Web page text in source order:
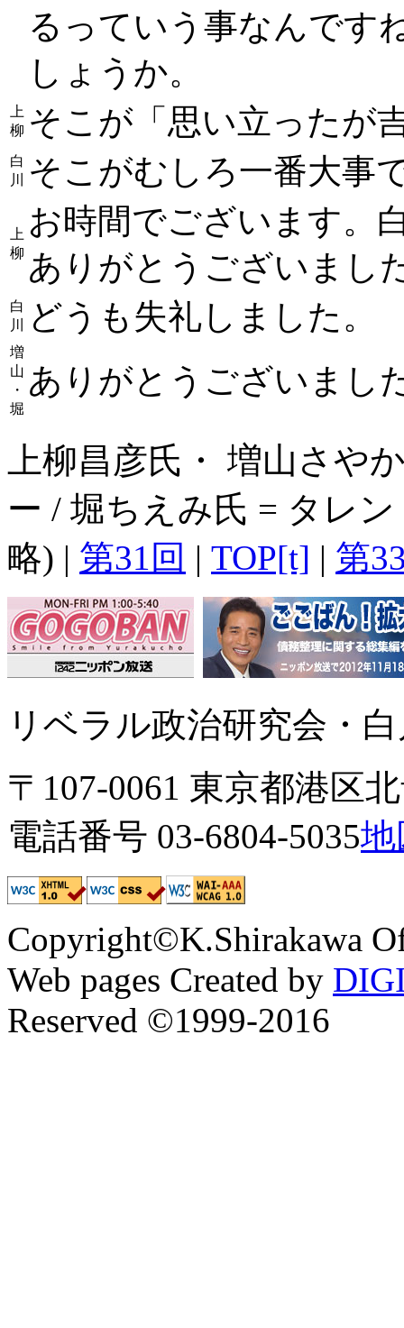
るっていう事なんです
しょうか。
上
柳 そこが「思い立ったが
白
川
そこがむしろ一番大事
上
柳
お時間でございます。
ありがとうございまし
白
川
どうも失礼しました。
増
山
・
堀
ありがとうございまし
上柳昌彦氏・ 増山さや
ー / 堀ちえみ氏 = タレ
略) | 第31回 | TOP[t] | 第
リベラル政治研究会・
〒107-0061 東京都港区
電話番号 03-6804-5035地
Copyright©K.Shirakawa
Web pages Created by
Reserved ©1999-2016